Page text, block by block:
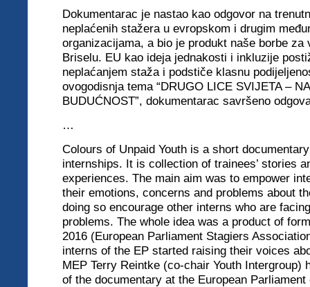
Dokumentarac je nastao kao odgovor na
neplaćenih stažera u evropskom i drugim međ
organizacijama, a bio je produkt naše borbe za
Briselu. EU kao ideja jednakosti i inkluzije
neplaćanjem staža i podstiče klasnu
ovogodisnja tema “DRUGO LICE SVIJETA –
BUDUĆNOST”, dokumentarac savršeno
…
Colours of Unpaid Youth is a short
internships. It is collection of trainees’ stories
experiences. The main aim was to empower
their emotions, concerns and problems about
doing so encourage other interns who are
problems. The whole idea was a product of
2016 (European Parliament Stagiers
interns of the EP started raising their voices
MEP Terry Reintke (co-chair Youth Intergroup)
of the documentary at the European Parliament